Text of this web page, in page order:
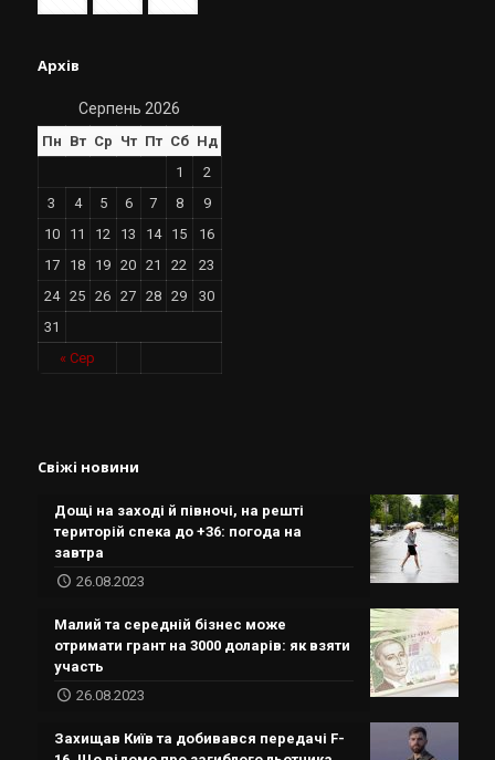
Архів
Серпень 2026
Пн Вт Ср Чт Пт Сб Нд
« Сер
1
2
3
4 5 6 7 8
9
10
11 12 13 14 15
16
17
18 19 20 21 22
23
24
25 26 27 28 29
30
31
Свіжі новини
Дощі на заході й півночі, на решті
територій спека до +36: погода на
завтра
26.08.2023
Малий та середній бізнес може
отримати грант на 3000 доларів: як взяти
участь
26.08.2023
Захищав Київ та добивався передачі F-